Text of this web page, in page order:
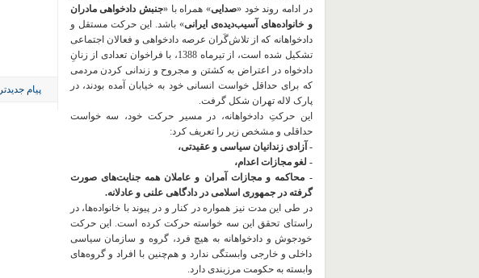
پیام جدیدتر
در ادامه روند خود «صدایی» همراه با «جنبش دادخواهی مادران
و خانواده‌های آسیب‌دیده‌ی ایرانی» باشد. این حرکت مستقل و
دادخواهانه که از تلاش‌گَران عرصه دادخواهی و فعالان اجتماعی
تشکیل شده است، از تیرماه 1388، با فراخوان تعدادی از زنانِ
دادخواه در اعتراض به کشتن و مجروح و زندانی کردن مردمی
که برای حداقل خواست انسانی خود به خیابان آمده بودند، در
پارک لاله تهران شکل گرفت.
این حرکتِ دادخواهانه، در مسیر حرکت خود، سه خواست
حداقلی و مشخص زیر را تعریف کرد:
- آزادی زندانیان سیاسی و عقیدتی،
- لغو مجازات اعدام،
- محاکمه و مجازات آمران و عاملان همه جنایت‌های صورت
گرفته در جمهوری اسلامی در دادگاهی علنی و عادلانه.
در طی این مدت نیز همواره در کنار و در پیوند با خانواده‌ها، در
راستای تحقق این سه خواسته حرکت کرده است. این حرکت
خودجوش و دادخواهانه به هیچ فرد، گروه و سازمان سیاسی
داخلی و خارجی وابستگی ندارد و هم‌چنین با افراد و گروه‌های
وابسته به حکومت مرزبندی دارد.